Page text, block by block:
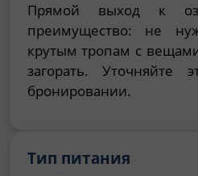
Прямой выход к
преимущество: не
крутым тропам с
загорать. Уточняйте
бронировании.
Тип питания